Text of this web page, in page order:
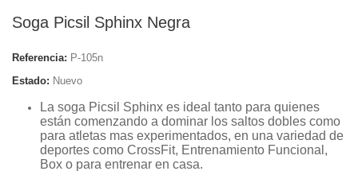
Soga Picsil Sphinx Negra
Referencia: P-105n
Estado: Nuevo
La soga Picsil Sphinx es ideal tanto para quienes
están comenzando a dominar los saltos dobles como
para atletas mas experimentados, en una variedad de
deportes como CrossFit, Entrenamiento Funcional,
Box o para entrenar en casa.